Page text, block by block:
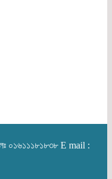
০১৬১১১৮১৮৩৮ E mail :